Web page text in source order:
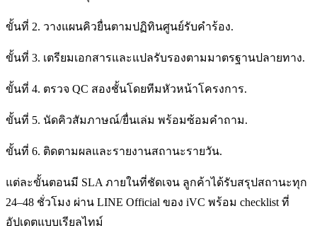
ขั้นที่ 2. วางแผนคิวยื่นตามปฏิทินศูนย์รับคำร้อง.
ขั้นที่ 3. เตรียมเอกสารและแปลรับรองตามมาตรฐานปลายทาง.
ขั้นที่ 4. ตรวจ QC สองชั้นโดยทีมหัวหน้าโครงการ.
ขั้นที่ 5. นัดคิวสัมภาษณ์/ยื่นเล่ม พร้อมซ้อมคำถาม.
ขั้นที่ 6. ติดตามผลและรายงานสถานะรายวัน.
แต่ละขั้นตอนมี SLA ภายในที่ชัดเจน ลูกค้าได้รับสรุปสถานะทุก
24–48 ชั่วโมง ผ่าน LINE Official ของ iVC พร้อม checklist ที่
อัปเดตแบบเรียลไทม์